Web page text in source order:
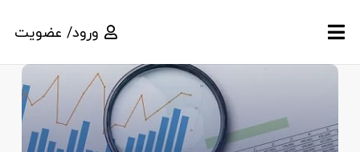
ورود/ عضویت